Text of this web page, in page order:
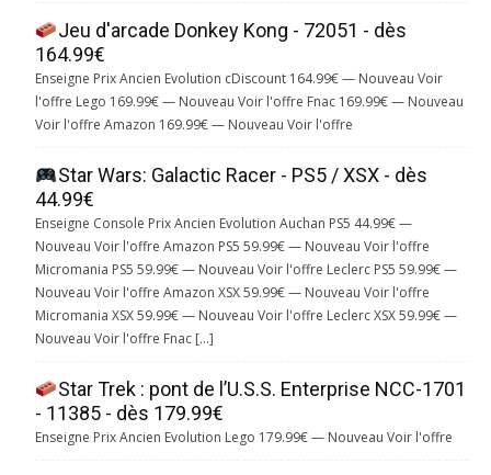
Jeu d'arcade Donkey Kong - 72051 - dès
164.99€
Enseigne Prix Ancien Evolution cDiscount 164.99€ — Nouveau Voir
l'offre Lego 169.99€ — Nouveau Voir l'offre Fnac 169.99€ — Nouveau
Voir l'offre Amazon 169.99€ — Nouveau Voir l'offre
Star Wars: Galactic Racer - PS5 / XSX - dès
44.99€
Enseigne Console Prix Ancien Evolution Auchan PS5 44.99€ —
Nouveau Voir l'offre Amazon PS5 59.99€ — Nouveau Voir l'offre
Micromania PS5 59.99€ — Nouveau Voir l'offre Leclerc PS5 59.99€ —
Nouveau Voir l'offre Amazon XSX 59.99€ — Nouveau Voir l'offre
Micromania XSX 59.99€ — Nouveau Voir l'offre Leclerc XSX 59.99€ —
Nouveau Voir l'offre Fnac […]
Star Trek : pont de l’U.S.S. Enterprise NCC-1701
- 11385 - dès 179.99€
Enseigne Prix Ancien Evolution Lego 179.99€ — Nouveau Voir l'offre